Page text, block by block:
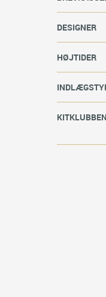
DESIGNER
HØJTIDER
KITKLUBBEN